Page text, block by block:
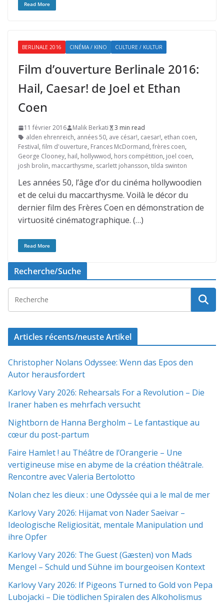
Read More
BERLINALE 2016 CINÉMA / KINO CULTURE / KULTUR
Film d’ouverture Berlinale 2016:
Hail, Caesar! de Joel et Ethan
Coen
11 février 2016 Malik Berkati
3 min read
alden ehrenreich, années 50, ave césar!, caesar!, ethan coen,
Festival, film d'ouverture, Frances McDormand, frères coen,
George Clooney, hail, hollywwod, hors compétition, joel coen,
josh brolin, maccarthysme, scarlett johansson, tilda swinton
Les années 50, l’âge d’or du cinéma hollywoodien
et de celui du maccarthysme. Voilà le décor du
dernier film des Frères Coen en démonstration de
virtuosité cinématographique. (…)
Read More
Recherche/Suche
Articles récents/neuste Artikel
Christopher Nolans Odyssee: Wenn das Epos den
Autor herausfordert
Karlovy Vary 2026: Rehearsals For a Revolution – Die
Iraner haben es mehrfach versucht
Nightborn de Hanna Bergholm – Le fantastique au
cœur du post-partum
Faire Hamlet ! au Théâtre de l’Orangerie – Une
vertigineuse mise en abyme de la création théâtrale.
Rencontre avec Valeria Bertolotto
Nolan chez les dieux : une Odyssée qui a le mal de mer
Karlovy Vary 2026: Hijamat von Nader Saeivar​​ –
Ideologische Religiosität, mentale Manipulation und
ihre Opfer
Karlovy Vary 2026: The Guest (Gæsten) von Mads
Mengel – Schuld und Sühne im bourgeoisen Kontext
Karlovy Vary 2026: If Pigeons Turned to Gold von Pepa
Lubojacki – Die tödlichen Spiralen des Alkoholismus